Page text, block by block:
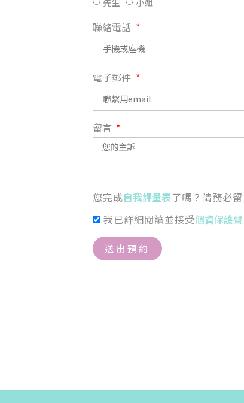
聯絡電話
電子郵件
留言
您完成自我評量表了嗎？請務必
我已詳細閱讀並接受個資保護
送出預約